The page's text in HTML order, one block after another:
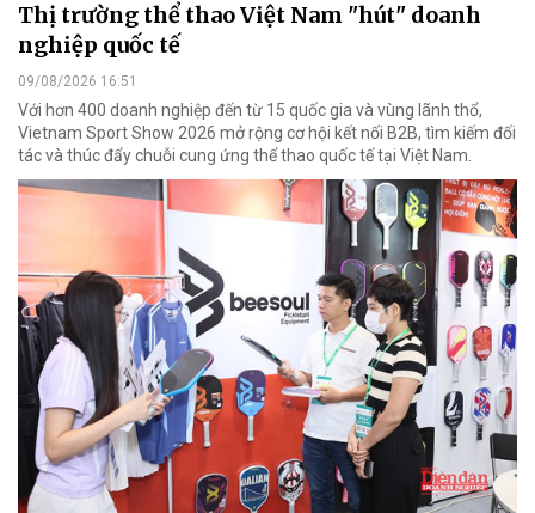
Thị trường thể thao Việt Nam "hút" doanh
nghiệp quốc tế
09/08/2026 16:51
Với hơn 400 doanh nghiệp đến từ 15 quốc gia và vùng lãnh thổ,
Vietnam Sport Show 2026 mở rộng cơ hội kết nối B2B, tìm kiếm đối
tác và thúc đẩy chuỗi cung ứng thể thao quốc tế tại Việt Nam.